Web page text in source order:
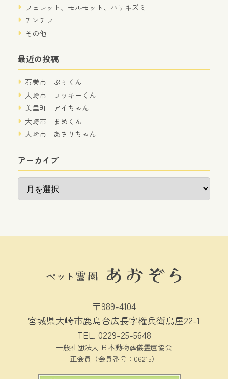
フェレット、モルモット、ハリネズミ
チンチラ
その他
最近の投稿
石巻市 ぷぅくん
大崎市 ラッキーくん
美里町 アイちゃん
大崎市 まめくん
大崎市 あさりちゃん
アーカイブ
ア
〒989-4104
宮城県大崎市鹿島台広長字権兵衛鳥屋22-1
TEL. 0229-25-5648
一般社団法人 日本動物葬儀霊園協会
正会員（会員番号：06215）